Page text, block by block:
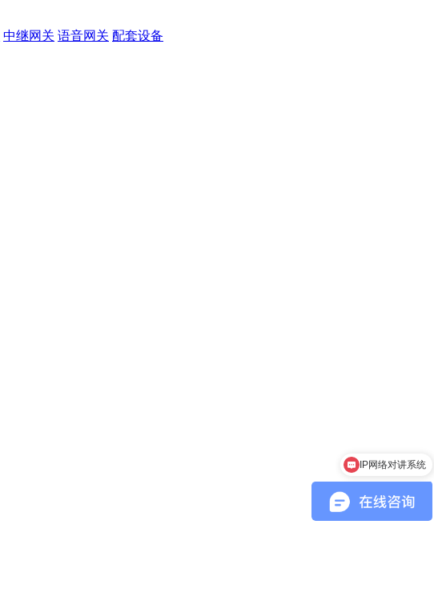
中继网关 语音网关 配套设备
IP网络对讲系统